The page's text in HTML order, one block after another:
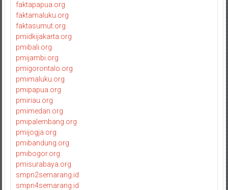
faktapapua.org
faktamaluku.org
faktasumut.org
pmidkijakarta.org
pmibali.org
pmijambi.org
pmigorontalo.org
pmimaluku.org
pmipapua.org
pmiriau.org
pmimedan.org
pmipalembang.org
pmijogja.org
pmibandung.org
pmibogor.org
pmisurabaya.org
smpn2semarang.id
smpn4semarang.id